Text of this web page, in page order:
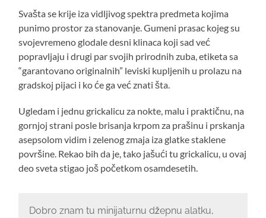
Svašta se krije iza vidljivog spektra predmeta kojima
punimo prostor za stanovanje. Gumeni prasac kojeg su
svojevremeno glodale desni klinaca koji sad već
popravljaju i drugi par svojih prirodnih zuba, etiketa sa
“garantovano originalnih” leviski kupljenih u prolazu na
gradskoj pijaci i ko će ga već znati šta.
Ugledam i jednu grickalicu za nokte, malu i praktičnu, na
gornjoj strani posle brisanja krpom za prašinu i prskanja
asepsolom vidim i zelenog zmaja iza glatke staklene
površine. Rekao bih da je, tako jašući tu grickalicu, u ovaj
deo sveta stigao još početkom osamdesetih.
Dobro znam tu minijaturnu džepnu alatku,